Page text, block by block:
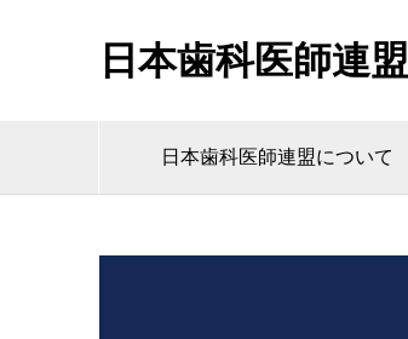
日本歯科医師連盟
日本歯科医師連盟について